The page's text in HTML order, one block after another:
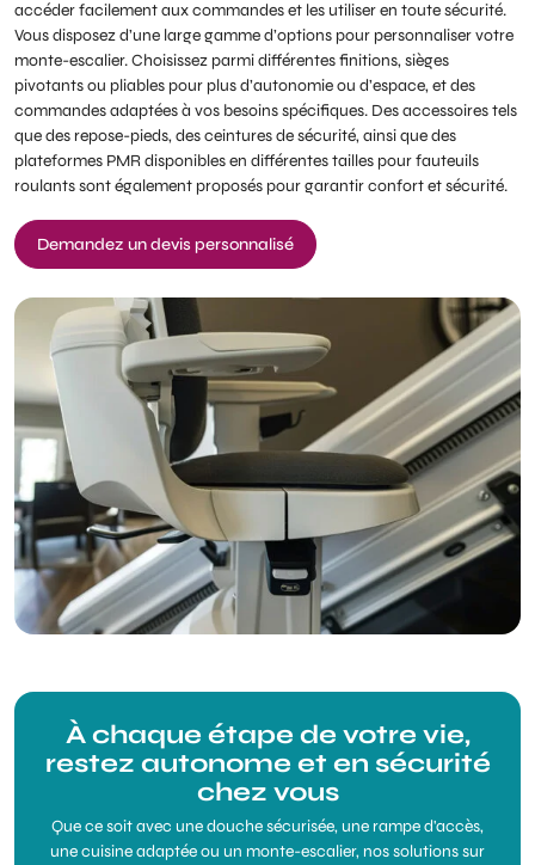
accéder facilement aux commandes et les utiliser en toute sécurité.
Vous disposez d’une large gamme d’options pour personnaliser votre
monte-escalier. Choisissez parmi différentes finitions, sièges
pivotants ou pliables pour plus d’autonomie ou d’espace, et des
commandes adaptées à vos besoins spécifiques. Des accessoires tels
que des repose-pieds, des ceintures de sécurité, ainsi que des
plateformes PMR disponibles en différentes tailles pour fauteuils
roulants sont également proposés pour garantir confort et sécurité.
Demandez un devis personnalisé
À chaque étape de votre vie,
restez autonome et en sécurité
chez vous
Que ce soit avec une douche sécurisée, une rampe d'accès,
une cuisine adaptée ou un monte-escalier, nos solutions sur